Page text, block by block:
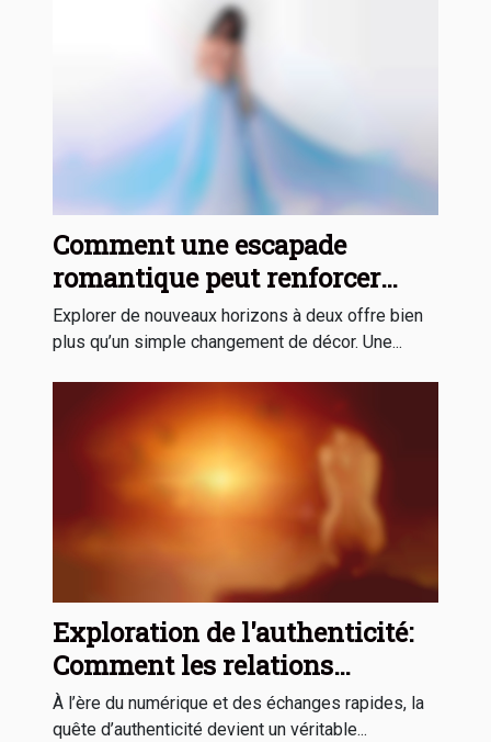
Comment une escapade
romantique peut renforcer
votre relation ?
Explorer de nouveaux horizons à deux offre bien
plus qu’un simple changement de décor. Une...
Exploration de l'authenticité:
Comment les relations
sincères transforment-elles la
vie ?
À l’ère du numérique et des échanges rapides, la
quête d’authenticité devient un véritable...